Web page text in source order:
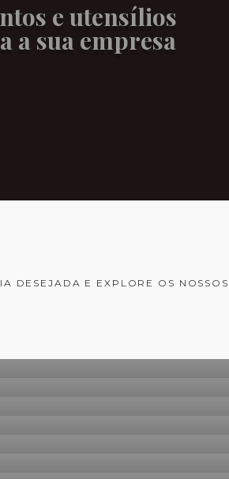
e utensílios
a sua empresa
DESEJADA E EXPLORE OS NOSSOS